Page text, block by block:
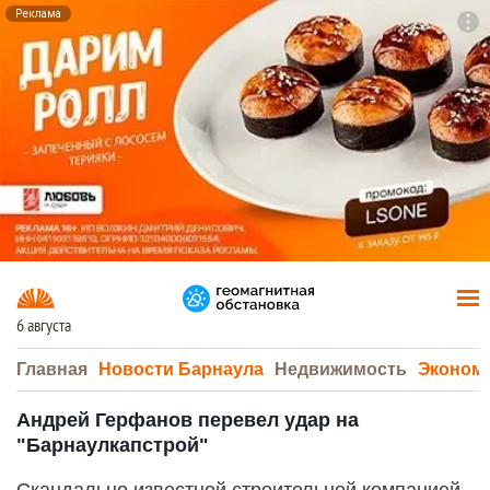
Реклама
6 августа
Главная Новости Барнаула Недвижимость
Андрей Герфанов перевел удар на
"Барнаулкапстрой"